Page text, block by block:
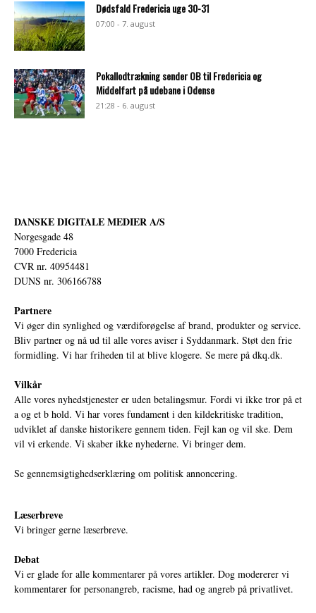
Dødsfald Fredericia uge 30-31
07:00 - 7. august
Pokallodtrækning sender OB til Fredericia og
Middelfart på udebane i Odense
21:28 - 6. august
DANSKE DIGITALE MEDIER A/S
Norgesgade 48
7000 Fredericia
CVR nr. 40954481
DUNS nr. 306166788
Partnere
Vi øger din synlighed og værdiforøgelse af brand, produkter og service.
Bliv partner og nå ud til alle vores aviser i Syddanmark. Støt den frie
formidling. Vi har friheden til at blive klogere. Se mere på dkq.dk.
Vilkår
Alle vores nyhedstjenester er uden betalingsmur. Fordi vi ikke tror på et
a og et b hold. Vi har vores fundament i den kildekritiske tradition,
udviklet af danske historikere gennem tiden. Fejl kan og vil ske. Dem
vil vi erkende. Vi skaber ikke nyhederne. Vi bringer dem.
Se gennemsigtighedserklæring om politisk annoncering.
Læserbreve
Vi bringer gerne læserbreve.
Debat
Vi er glade for alle kommentarer på vores artikler. Dog modererer vi
kommentarer for personangreb, racisme, had og angreb på privatlivet.